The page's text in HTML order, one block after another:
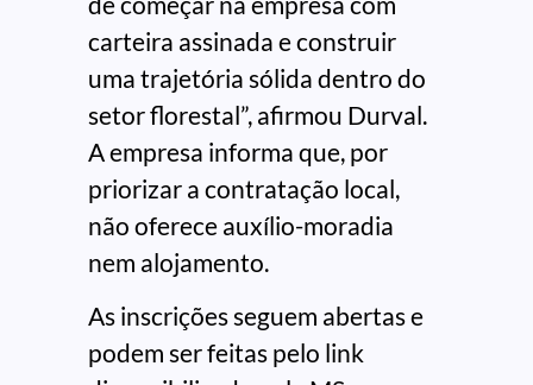
carteira assinada e construir
uma trajetória sólida dentro do
setor florestal”, afirmou Durval.
A empresa informa que, por
priorizar a contratação local,
não oferece auxílio-moradia
nem alojamento.
As inscrições seguem abertas e
podem ser feitas pelo link